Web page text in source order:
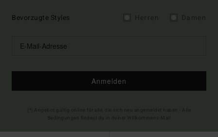
Bevorzugte Styles
Anmelden